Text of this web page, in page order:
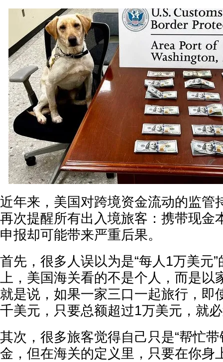
近年来，美国对跨境资金流动的监管
再次提醒所有出入境旅客：携带现金
申报却可能带来严重后果。
首先，很多人误以为是“每人1万美元
上，美国海关看的不是个人，而是以
就是说，如果一家三口一起旅行，即
千美元，只要总额超过1万美元，就
其次，很多旅客觉得自己只是“帮忙
金，但在海关的定义里，只要在你身